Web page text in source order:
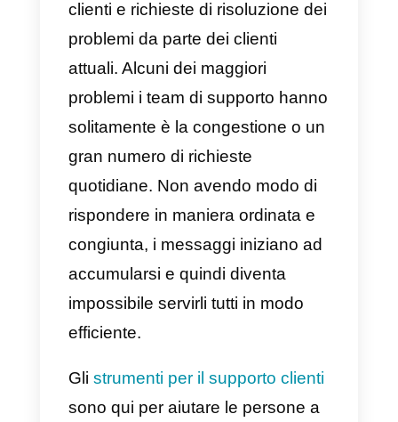
un lavoro più organizzato, per
poter soddisfare le richieste di
informazioni da parte degli utenti.
Come regola generale, le
che vendono tramite Internet
tendono ad avere una grande
mole di messaggi di ogni tipo. Ciò
può comportare richieste da
clienti e richieste di risoluzione
attuali. Alcuni dei maggiori